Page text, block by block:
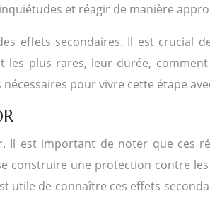
et réagir de manière
effets secondaires. Il est crucial
plus rares, leur durée,
pour vivre cette étape
Il est important de noter que ces
construire une protection contre
utile de connaître ces effets